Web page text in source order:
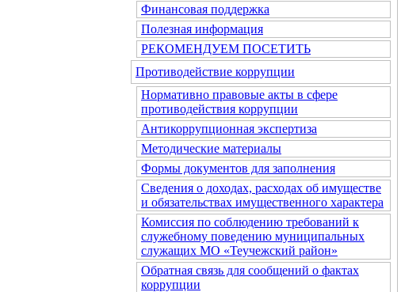
Финансовая поддержка
Полезная информация
РЕКОМЕНДУЕМ ПОСЕТИТЬ
Противодействие коррупции
Нормативно правовые акты в сфере
противодействия коррупции
Антикоррупционная экспертиза
Методические материалы
Формы документов для заполнения
Сведения о доходах, расходах об имуществе
и обязательствах имущественного характера
Комиссия по соблюдению требований к
служебному поведению муниципальных
служащих МО «Теучежский район»
Обратная связь для сообщений о фактах
коррупции